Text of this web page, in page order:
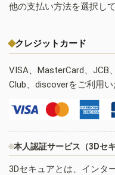
他の支払い方法を選択し
クレジットカード
VISA、MasterCard、JCB
Club、discoverをご利用い
本人認証サービス（3Dセ
3Dセキュアとは、インタ